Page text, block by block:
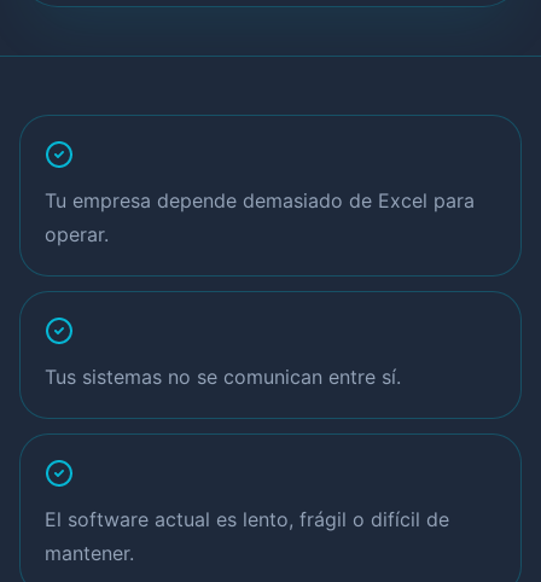
Tu empresa depende demasiado de Excel para
operar.
Tus sistemas no se comunican entre sí.
El software actual es lento, frágil o difícil de
mantener.